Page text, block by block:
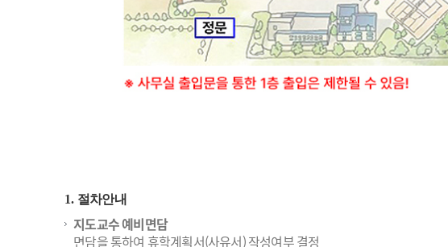
1. 절차안내
지도교수 예비면담
면담을 통하여 휴학계획서(사유서) 작성여부 결정